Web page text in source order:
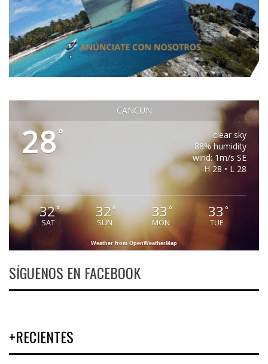
CANCUN
28°
clear sky
88% humidity
wind: 1m/s SE
H 28 • L 28
32°
SAT
32°
SUN
33 °
MON
33 °
TUE
Weather from OpenWeatherMap
SÍGUENOS EN FACEBOOK
+RECIENTES